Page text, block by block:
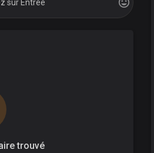
trouvé